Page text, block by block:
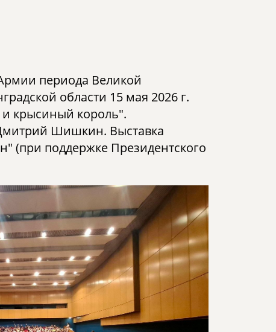
периода Великой
области 15 мая 2026 г.
и крысиный король".
Шишкин. Выставка
(при поддержке Президентского